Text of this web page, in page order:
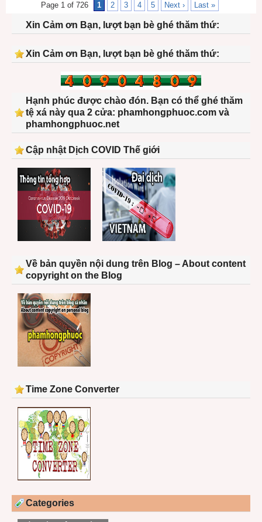
Page 1 of 726 1 2 3 4 5 Next › Last »
Xin Cảm ơn Bạn, lượt bạn bè ghé thăm thứ:
Xin Cảm ơn Bạn, lượt bạn bè ghé thăm thứ:
Hạnh phúc được chào đón. Bạn có thể ghé thăm
tệ xá này qua 2 cửa: phamhongphuoc.com và
phamhongphuoc.net
Cập nhật Dịch COVID Thế giới
Về bản quyền nội dung trên Blog – About content
copyright on the Blog
Time Zone Converter
Categories